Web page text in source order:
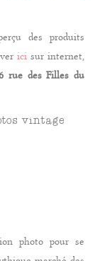
des produits
icisur internet,
rue des Filles du
vintage
photo pour se